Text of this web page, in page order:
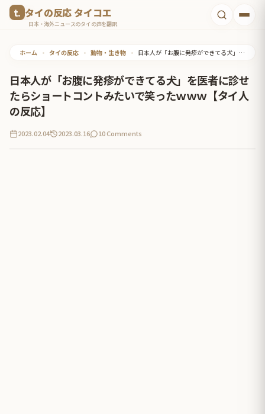
タイの反応 タイコエ
日本・海外ニュースのタイの声を翻訳
ホーム • タイの反応 • 動物・生き物 • 日本人が「お腹に発疹ができてる犬」を医者に診せたらショートコントみたいで笑ったｗｗｗ【タイ人の反応】
日本人が「お腹に発疹ができてる犬」を医者に診せ
たらショートコントみたいで笑ったｗｗｗ【タイ人
の反応】
2023.02.04 2023.03.16 10 Comments